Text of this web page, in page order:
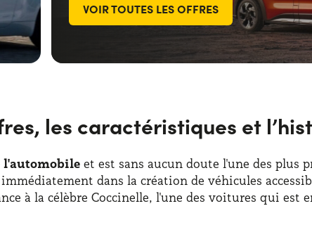
VOIR TOUTES LES OFFRES
les caractéristiques et
et est sans aucun doute l'une des plus
dans la création de véhicules
à la célèbre Coccinelle, l'une des voitures qui est